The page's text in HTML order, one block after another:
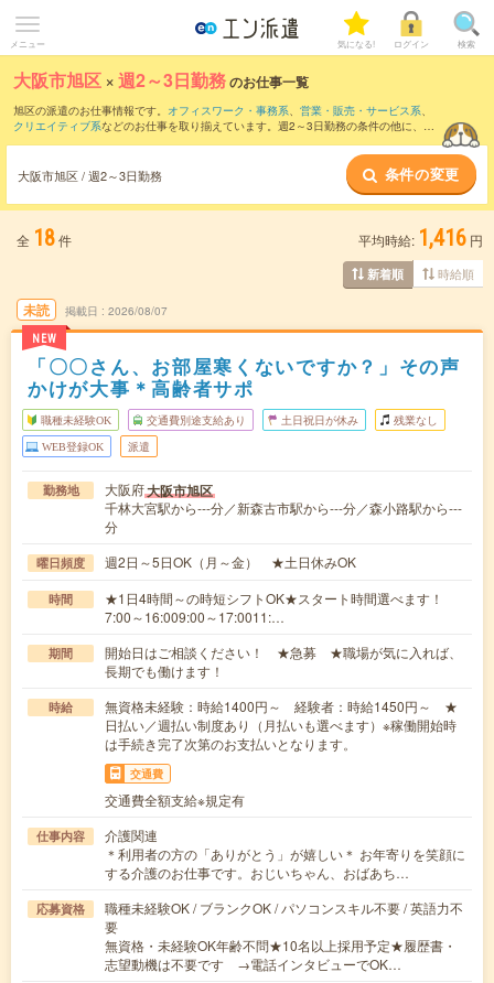
メニュー 気になる! ログイン 検索
大阪市旭区 ×週2～3日勤務のお仕事一覧
旭区の派遣のお仕事情報です。 オフィスワーク・事務系、 営業・販売・サービス系、
クリエイティブ系などのお仕事を取り揃えています。週2～3日勤務の条件の他に、 交
大阪市旭区 / 週2～3日勤務 条件の変更
全 18件 平均時給: 1,416 円
新着順 時給順
未読
NEW
掲載日 2026/08/07
「〇〇さん、お部屋寒くないですか？」その声
かけが大事＊高齢者サポ
職種未経験OK 交通費別途支給あり 土日祝日が休み 残業なし
WEB登録OK 派遣
勤務地 大阪府大阪市旭区
千林大宮駅から---分／新森古市駅から---分／森小路駅から---
分
曜日頻度 週2日～5日OK（月～金） ★土日休みOK
時間
★1日4時間～の時短シフトOK★スタート時間選べます！
7:00～16:009:00～17:0011:…
期間
開始日はご相談ください！ ★急募 ★職場が気に入れば、
長期でも働けます！
時給
無資格未経験：時給1400円～ 経験者：時給1450円～ ★
日払い／週払い制度あり（月払いも選べます）※稼働開始時
は手続き完了次第のお支払いとなります。
交通費
交通費全額支給※規定有
仕事内容
介護関連
＊利用者の方の「ありがとう」が嬉しい＊ お年寄りを笑顔に
する介護のお仕事です。おじいちゃん、おばあち…
応募資格
職種未経験OK / ブランクOK / パソコンスキル不要 / 英語力不
要
無資格・未経験OK年齢不問★10名以上採用予定★履歴書・
志望動機は不要です →電話インタビューでOK…